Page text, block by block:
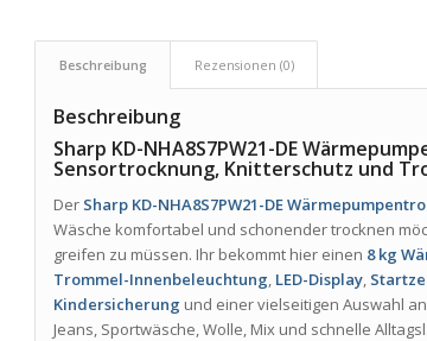
Beschreibung Rezensionen (0)
Beschreibung
Sharp KD-NHA8S7PW21-DE
Sensortrocknung, Knitterschutz und
Der Sharp KD-NHA8S7PW21-DE
Wäsche komfortabel und schonender trocknen
greifen zu müssen. Ihr bekommt hier einen 8 kg
Trommel-Innenbeleuchtung, LED-Display,
Kindersicherung und einer vielseitigen Auswahl an
Jeans, Sportwäsche, Wolle, Mix und schnelle